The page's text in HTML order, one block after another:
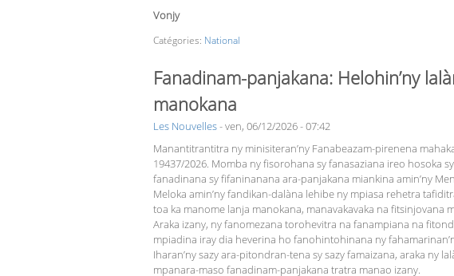
Vonjy
Catégories: National
Fanadinam-panjakana: Helohin’ny
manokana
Les Nouvelles-ven, 06/12/2026 - 07:42
Manantitrantitra ny minisiteran’ny Fanabeazam-pirenena
19437/2026. Momba ny fisorohana sy fanasaziana ireo hosoka
fanadinana sy fifaninanana ara-panjakana miankina amin’ny
Meloka amin’ny fandikan-dalàna lehibe ny mpiasa rehetra
toa ka manome lanja manokana, manavakavaka na fitsinjovana
Araka izany, ny fanomezana torohevitra na fanampiana na
mpiadina iray dia heverina ho fanohintohinana ny
Iharan’ny sazy ara-pitondran-tena sy sazy famaizana, araka ny
mpanara-maso fanadinam-panjakana tratra manao izany.